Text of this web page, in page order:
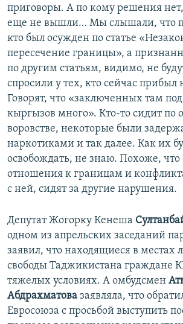
приговоры. А по кому решения
еще не вышли… Мы слышали, что
кто был осужден по статье
пересечение границы», а
по другим статьям, видимо, не
спросили у тех, кто сейчас прибыл
Говорят, что «заключенных там
кыргызов много». Кто-то сидит по
воровстве, некоторые были
наркотиками и так далее. Как их
освобождать, не знаю. Похоже,
отношения к границам и
с ней, сидят за другие нарушения.
Депутат Жогорку Кенеша
одном из апрельских заседаний
заявил, что находящиеся в местах
свободы Таджикистана граждане
тяжелых условиях. А омбудсмен
Абдрахматова заявляла, что
Евросоюза с просьбой выступить